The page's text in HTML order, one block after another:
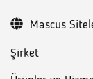
Şirket
Mascus